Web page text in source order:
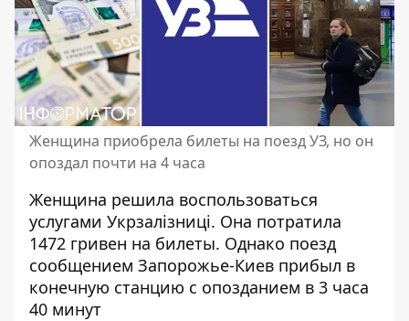
Женщина приобрела билеты на поезд УЗ, но он
опоздал почти на 4 часа
Женщина решила воспользоваться
услугами Укрзалізниці. Она потратила
1472 гривен на билеты. Однако поезд
сообщением Запорожье-Киев прибыл в
конечную станцию ​​с опозданием в 3 часа
40 минут